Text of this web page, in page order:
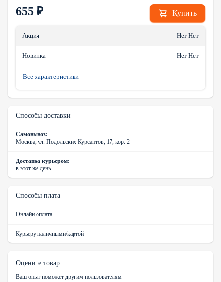
Акция Нет Нет
Новинка Нет Нет
Все характеристики
655 ₽ Купить
Способы доставки
Самовывоз:
Москва, ул. Подольских Курсантов, 17, кор. 2
Доставка курьером:
в этот же день
Способы плата
Онлайн оплата
Курьеру наличными/картой
Оцените товар
Ваш опыт поможет другим пользователям